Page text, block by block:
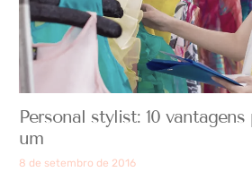
Personal stylist: 10
um
8 de setembro de 2016